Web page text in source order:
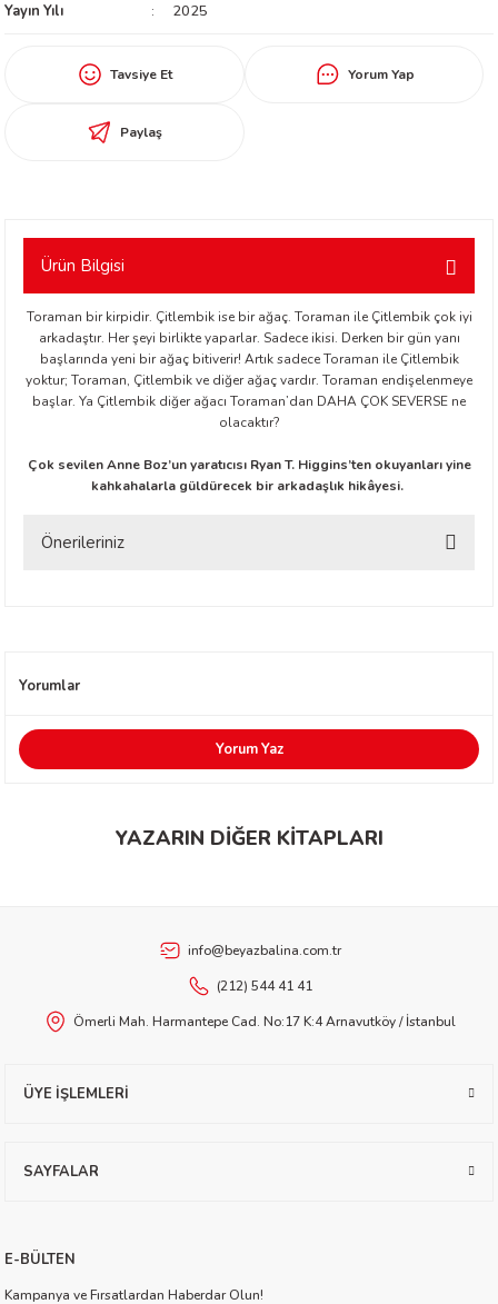
Yayın Yılı
2025
Tavsiye Et Yorum Yap
Paylaş
Ürün Bilgisi
Toraman bir kirpidir. Çitlembik ise bir ağaç. Toraman ile Çitlembik çok iyi
arkadaştır. Her şeyi birlikte yaparlar. Sadece ikisi. Derken bir gün yanı
başlarında yeni bir ağaç bitiverir! Artık sadece Toraman ile Çitlembik
yoktur; Toraman, Çitlembik ve diğer ağaç vardır. Toraman endişelenmeye
başlar. Ya Çitlembik diğer ağacı Toraman’dan DAHA ÇOK SEVERSE ne
olacaktır?
Çok sevilen Anne Boz’un yaratıcısı Ryan T. Higgins’ten okuyanları yine
kahkahalarla güldürecek bir arkadaşlık hikâyesi.
Önerileriniz
Ürün açıklamasında eksik bilgiler bulunuyor.
Bu ürüne benzer farklı alternatifler olmalı.
Gönder
Yorumlar
Yorum Yaz
YAZARIN DİĞER KİTAPLARI
info@beyazbalina.com.tr
(212) 544 41 41
Ömerli Mah. Harmantepe Cad. No:17 K:4 Arnavutköy / İstanbul
ÜYE İŞLEMLERİ
SAYFALAR
E-BÜLTEN
Kampanya ve Fırsatlardan Haberdar Olun!